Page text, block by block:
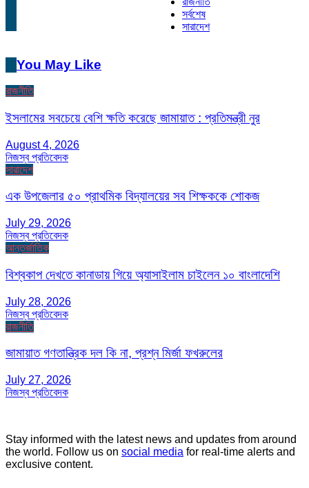
সর্বশেষ
সারাদেশ
You May Like
রাজনীতি
ইসলামের সবচেয়ে বেশি ক্ষতি করেছে জামায়াত : প্রতিমন্ত্রী নুর
August 4, 2026
নিজস্ব প্রতিবেদক
সারাদেশ
এক উপজেলার ৫০ প্রাথমিক বিদ্যালয়ের সব শিক্ষককে শোকজ
July 29, 2026
নিজস্ব প্রতিবেদক
আন্তর্জাতিক
বিশ্বকাপ দেখতে কানাডায় গিয়ে অ্যাসাইলাম চাইলেন ১০ বাংলাদেশি
July 28, 2026
নিজস্ব প্রতিবেদক
রাজনীতি
জামায়াত গণতান্ত্রিক দল কি না, প্রশ্ন মির্জা ফখরুলের
July 27, 2026
নিজস্ব প্রতিবেদক
Stay informed with the latest news and updates from around
the world. Follow us on social media for real-time alerts and
exclusive content.